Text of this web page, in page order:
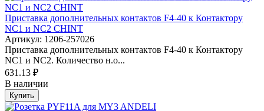
Приставка дополнительных контактов F4-40 к Контактору
NC1 и NC2 CHINT
Артикул: 1206-257026
Приставка дополнительных контактов F4-40 к Контактору
NC1 и NC2. Количество н.о...
631.13 ₽
В наличии
Купить